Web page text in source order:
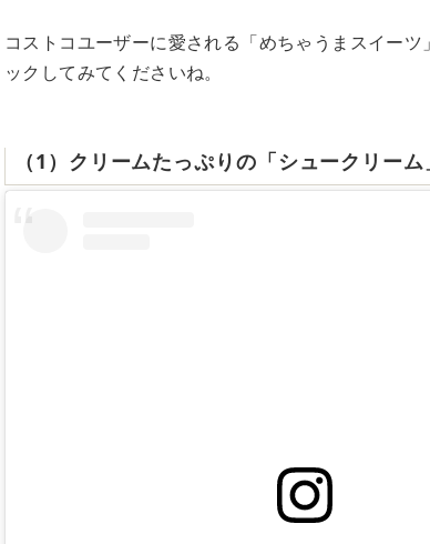
コストコユーザーに愛される「めちゃうまスイー
ックしてみてくださいね。
（1）クリームたっぷりの「シュークリーム